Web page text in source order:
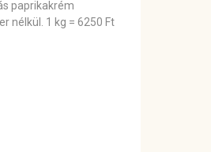
paprikakrém
nélkül. 1 kg = 6250 Ft